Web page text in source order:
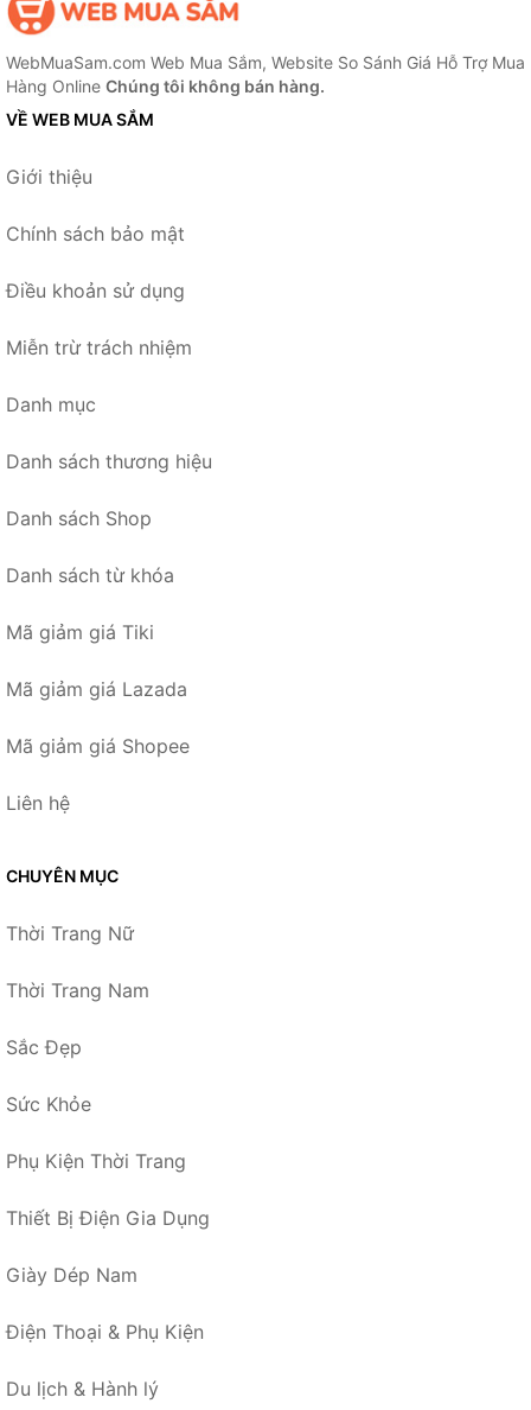
WebMuaSam.com Web Mua Sắm, Website So Sánh Giá Hỗ Trợ Mua
Hàng Online Chúng tôi không bán hàng.
VỀ WEB MUA SẮM
Giới thiệu
Chính sách bảo mật
Điều khoản sử dụng
Miễn trừ trách nhiệm
Danh mục
Danh sách thương hiệu
Danh sách Shop
Danh sách từ khóa
Mã giảm giá Tiki
Mã giảm giá Lazada
Mã giảm giá Shopee
Liên hệ
CHUYÊN MỤC
Thời Trang Nữ
Thời Trang Nam
Sắc Đẹp
Sức Khỏe
Phụ Kiện Thời Trang
Thiết Bị Điện Gia Dụng
Giày Dép Nam
Điện Thoại & Phụ Kiện
Du lịch & Hành lý